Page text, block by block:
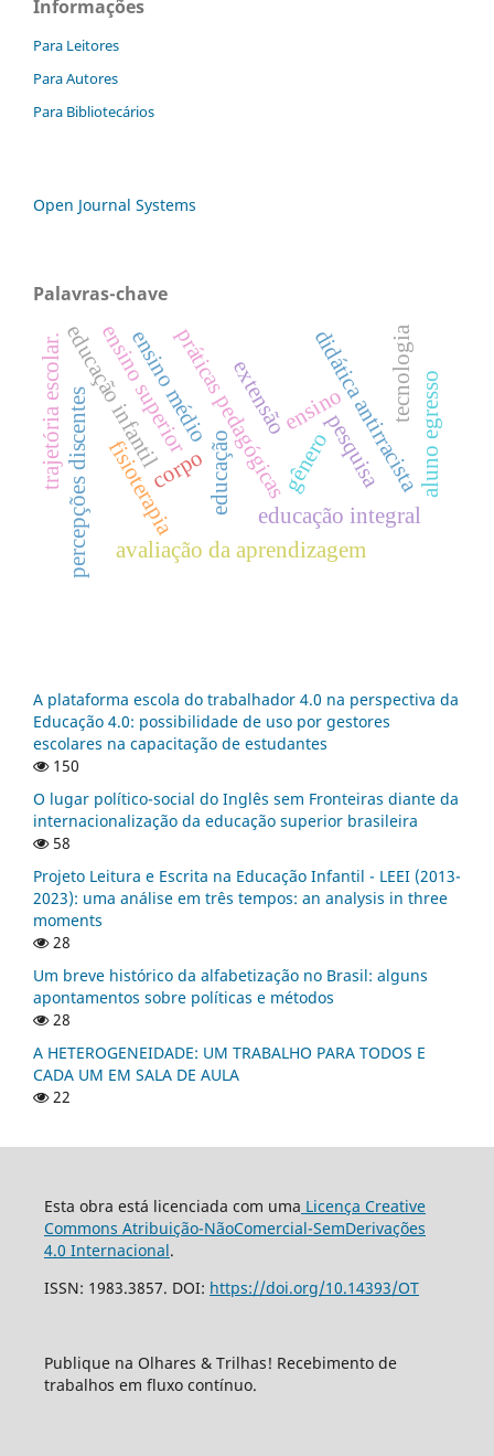
Informações
Para Leitores
Para Autores
Para Bibliotecários
Open Journal Systems
Palavras-chave
educação
corpo
ensino
pesquisa
extensão
práticas pedagógicasdidática antirracista
educação infantil
educação integral
percepções discentes
trajetória escolar. ensino superior aluno egresso
fisioterapia
avaliação da aprendizagem
gênero
tecnologia
ensino médio
A plataforma escola do trabalhador 4.0 na perspectiva da
Educação 4.0: possibilidade de uso por gestores
escolares na capacitação de estudantes
150
O lugar político-social do Inglês sem Fronteiras diante da
internacionalização da educação superior brasileira
58
Projeto Leitura e Escrita na Educação Infantil - LEEI (2013-
2023): uma análise em três tempos: an analysis in three
moments
28
Um breve histórico da alfabetização no Brasil: alguns
apontamentos sobre políticas e métodos
28
A HETEROGENEIDADE: UM TRABALHO PARA TODOS E
CADA UM EM SALA DE AULA
22
Esta obra está licenciada com uma Licença Creative
Commons Atribuição-NãoComercial-SemDerivações
4.0 Internacional.
ISSN: 1983.3857. DOI: https://doi.org/10.14393/OT
Publique na Olhares & Trilhas! Recebimento de
trabalhos em fluxo contínuo.